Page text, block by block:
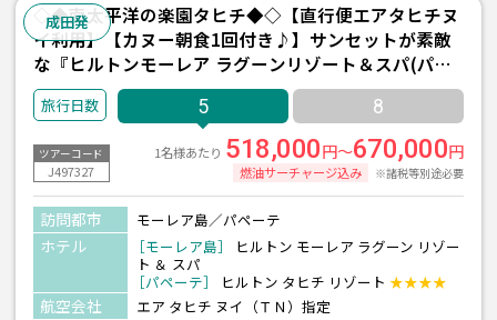
成田発
◇◆南太平洋の楽園タヒチ◆◇【直行便エアタヒチヌ
イ利用】【カヌー朝食1回付き♪】サンセットが素敵
な『ヒルトンモーレア ラグーンリゾート＆スパ(パノ
ラミック水上バンガロー/朝食付)/2泊』＋パペーテ1泊
5日間 ＜往復送迎付き＞
5 8
ツアーコード
J497327
1名様あたり 518,000円～670,000円
燃油サーチャージ込み ※諸税等別途必要
訪問都市 モーレア島／パペーテ
ホテル ［モーレア島］
ヒルトン モーレア ラグーン リゾー
ト ＆ スパ
［パペーテ］
ヒルトン タヒチ リゾート ★★★★
航空会社 エア タヒチ ヌイ（ＴＮ）指定